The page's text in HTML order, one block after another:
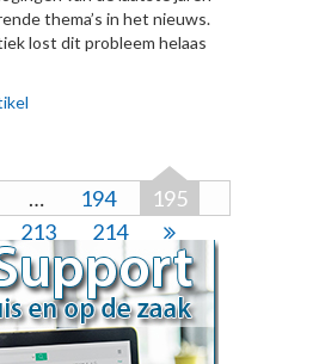
thema’s in het nieuws.
lost dit probleem helaas
… 194
195
213 214